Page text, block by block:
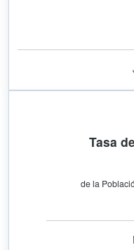
Tasa
de la